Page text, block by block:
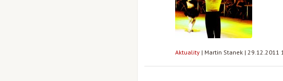
Aktuality | Martin Stanek | 29.12.2011